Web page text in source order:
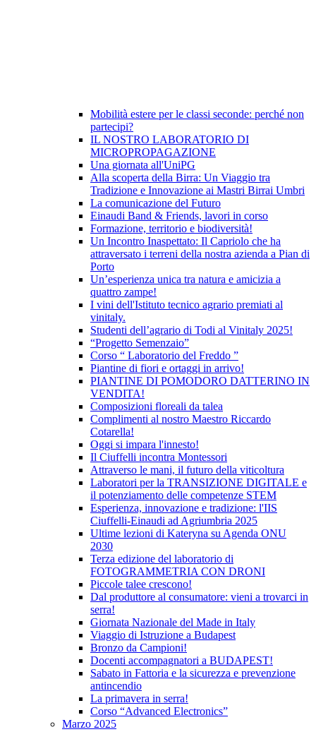
Mobilità estere per le classi seconde: perché non
partecipi?
IL NOSTRO LABORATORIO DI
MICROPROPAGAZIONE
Una giornata all'UniPG
Alla scoperta della Birra: Un Viaggio tra
Tradizione e Innovazione ai Mastri Birrai Umbri
La comunicazione del Futuro
Einaudi Band & Friends, lavori in corso
Formazione, territorio e biodiversità!
Un Incontro Inaspettato: Il Capriolo che ha
attraversato i terreni della nostra azienda a Pian di
Porto
Un’esperienza unica tra natura e amicizia a
quattro zampe!
I vini dell'Istituto tecnico agrario premiati al
vinitaly.
Studenti dell’agrario di Todi al Vinitaly 2025!
“Progetto Semenzaio”
Corso “ Laboratorio del Freddo ”
Piantine di fiori e ortaggi in arrivo!
PIANTINE DI POMODORO DATTERINO IN
VENDITA!
Composizioni floreali da talea
Complimenti al nostro Maestro Riccardo
Cotarella!
Oggi si impara l'innesto!
Il Ciuffelli incontra Montessori
Attraverso le mani, il futuro della viticoltura
Laboratori per la TRANSIZIONE DIGITALE e
il potenziamento delle competenze STEM
Esperienza, innovazione e tradizione: l'IIS
Ciuffelli-Einaudi ad Agriumbria 2025
Ultime lezioni di Kateryna su Agenda ONU
2030
Terza edizione del laboratorio di
FOTOGRAMMETRIA CON DRONI
Piccole talee crescono!
Dal produttore al consumatore: vieni a trovarci in
serra!
Giornata Nazionale del Made in Italy
Viaggio di Istruzione a Budapest
Bronzo da Campioni!
Docenti accompagnatori a BUDAPEST!
Sabato in Fattoria e la sicurezza e prevenzione
antincendio
La primavera in serra!
Corso “Advanced Electronics”
Marzo 2025